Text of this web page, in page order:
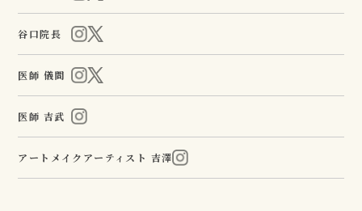
谷口院長
医師 儀間
医師 吉武
アートメイクアーティスト 吉澤